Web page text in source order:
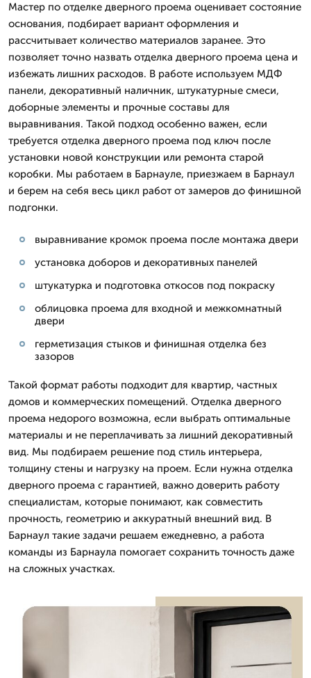
Мастер по отделке дверного проема оценивает состояние
основания, подбирает вариант оформления и
рассчитывает количество материалов заранее. Это
позволяет точно назвать отделка дверного проема цена и
избежать лишних расходов. В работе используем МДФ
панели, декоративный наличник, штукатурные смеси,
доборные элементы и прочные составы для
выравнивания. Такой подход особенно важен, если
требуется отделка дверного проема под ключ после
установки новой конструкции или ремонта старой
коробки. Мы работаем в Барнауле, приезжаем в Барнаул
и берем на себя весь цикл работ от замеров до финишной
подгонки.
выравнивание кромок проема после монтажа двери
установка доборов и декоративных панелей
штукатурка и подготовка откосов под покраску
облицовка проема для входной и межкомнатный
двери
герметизация стыков и финишная отделка без
зазоров
Такой формат работы подходит для квартир, частных
домов и коммерческих помещений. Отделка дверного
проема недорого возможна, если выбрать оптимальные
материалы и не переплачивать за лишний декоративный
вид. Мы подбираем решение под стиль интерьера,
толщину стены и нагрузку на проем. Если нужна отделка
дверного проема с гарантией, важно доверить работу
специалистам, которые понимают, как совместить
прочность, геометрию и аккуратный внешний вид. В
Барнаул такие задачи решаем ежедневно, а работа
команды из Барнаула помогает сохранить точность даже
на сложных участках.